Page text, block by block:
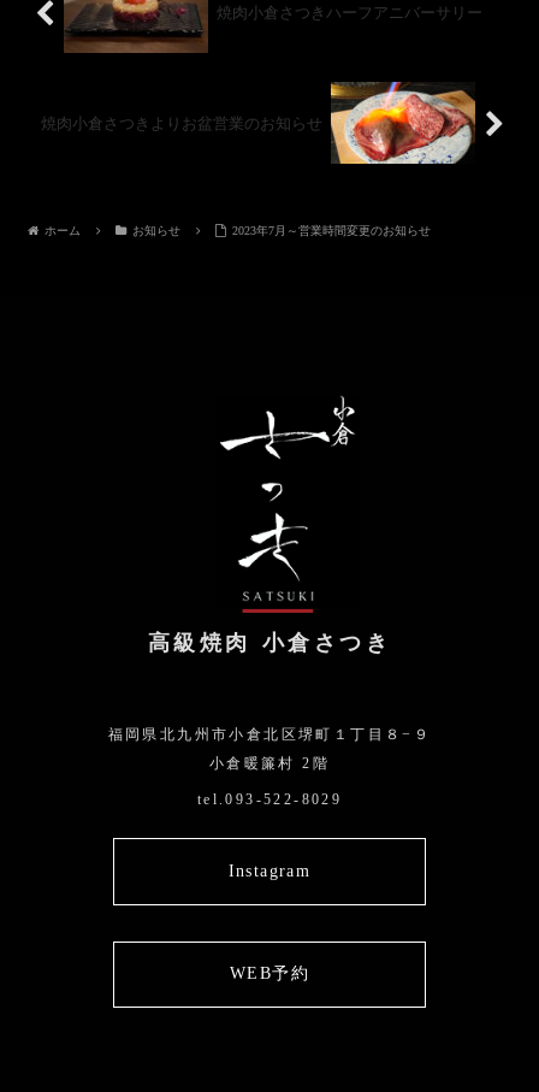
焼肉小倉さつきハーフアニバーサリー
焼肉小倉さつきよりお盆営業のお知らせ
ホーム お知らせ 2023年7月～営業時間変更のお知らせ
高級焼肉 小倉さつき
福岡県北九州市小倉北区堺町１丁目８−９
小倉暖簾村 2階
tel.093-522-8029
Instagram
WEB予約